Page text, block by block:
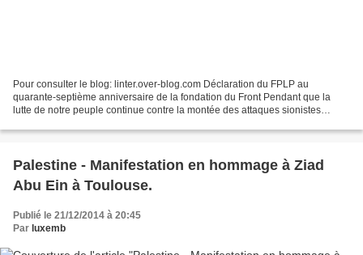
Pour consulter le blog: linter.over-blog.com Déclaration du FPLP au
quarante-septième anniversaire de la fondation du Front Pendant que la
lutte de notre peuple continue contre la montée des attaques sionistes
Palestine - Manifestation en hommage à Ziad
Abu Ein à Toulouse.
Publié le 21/12/2014 à 20:45
Par luxemb